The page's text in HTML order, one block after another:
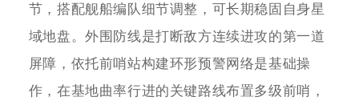
节，搭配舰船编队细节调整，可长期稳固自身星
域地盘。外围防线是打断敌方连续进攻的第一道
屏障，依托前哨站构建环形预警网络是基础操
作，在基地曲率行进的关键路线布置多级前哨，